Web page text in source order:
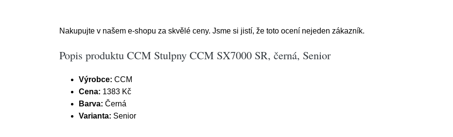
Nakupujte v našem e-shopu za skvělé ceny. Jsme si jistí, že toto ocení nejeden zákazník.
Popis produktu CCM Stulpny CCM SX7000 SR, černá, Senior
Výrobce: CCM
Cena: 1383 Kč
Barva: Černá
Varianta: Senior